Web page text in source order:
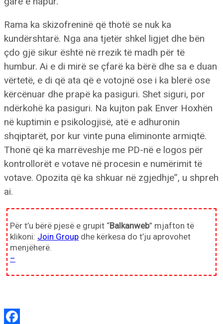
Rama ka skizofreninë që thotë se nuk ka
kundërshtarë. Nga ana tjetër shkel ligjet dhe bën
çdo gjë sikur është në rrezik të madh për të
humbur. Ai e di mirë se çfarë ka bërë dhe sa e duan
vërtetë, e di që ata që e votojnë ose i ka blerë ose
kërcënuar dhe prapë ka pasiguri. Shet siguri, por
ndërkohë ka pasiguri. Na kujton pak Enver Hoxhën
në kuptimin e psikologjisë, atë e adhuronin
shqiptarët, por kur vinte puna eliminonte armiqtë.
Thonë që ka marrëveshje me PD-në e logos për
kontrollorët e votave në procesin e numërimit të
votave. Opozita që ka shkuar në zgjedhje”, u shpreh
ai.
Për t’u bërë pjesë e grupit “Balkanweb” mjafton të
klikoni: Join Group dhe kërkesa do t’ju aprovohet
menjëherë.
–